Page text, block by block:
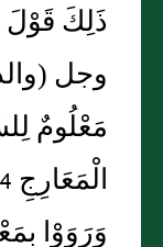
ذَلِكَ قَوْلَ
وجل
مَعْلُومٌ
الْمَعَارِجِ 24
وَرَوَوْا